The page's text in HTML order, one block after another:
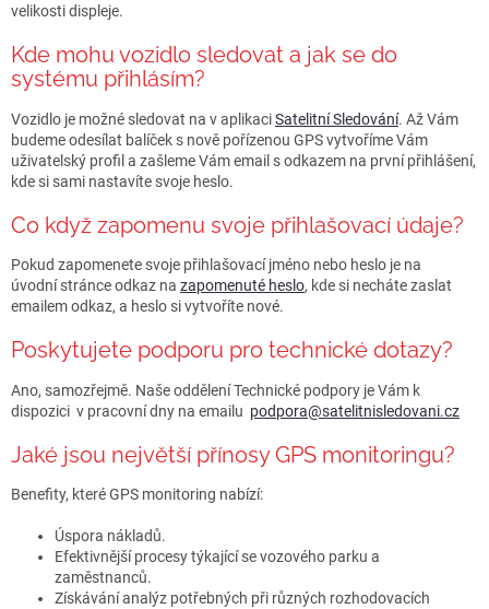
velikosti displeje.
Kde mohu vozidlo sledovat a jak se do
systému přihlásím?
Vozidlo je možné sledovat na v aplikaciSatelitní Sledování. Až Vám
budeme odesílat balíček s nově pořízenou GPS vytvoříme Vám
uživatelský profil a zašleme Vám email s odkazem na první přihlášení,
kde si sami nastavíte svoje heslo.
Co když zapomenu svoje přihlašovací údaje?
Pokud zapomenete svoje přihlašovací jméno nebo heslo je na
úvodní stránce odkaz na zapomenuté heslo, kde si necháte zaslat
emailem odkaz, a heslo si vytvoříte nové.
Poskytujete podporu pro technické dotazy?
Ano, samozřejmě. Naše oddělení Technické podpory je Vám k
dispozici v pracovní dny na emailu podpora@satelitnisledovani.cz
Jaké jsou největší přínosy GPS monitoringu?
Benefity, které GPS monitoring nabízí:
Úspora nákladů.
Efektivnější procesy týkající se vozového parku a
zaměstnanců.
Získávání analýz potřebných při různých rozhodovacích